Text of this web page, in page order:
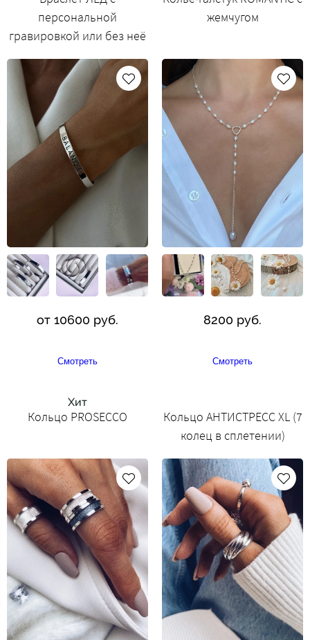
персональной
гравировкой или без неё
от 10600 руб.
Смотреть
жемчугом
8200 руб.
Смотреть
Хит
Кольцо PROSECCO
Кольцо АНТИСТРЕСС XL (7
колец в сплетении)